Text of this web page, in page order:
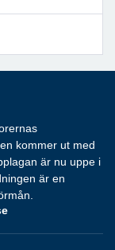
kommer ut med
är nu uppe i
är en